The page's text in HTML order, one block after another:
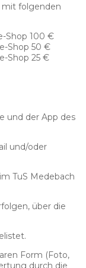
mit folgenden
Shop 100 €
Shop 50 €
Shop 25 €
und der App des
und/oder
TuS Medebach
über die
Form (Foto,
durch die